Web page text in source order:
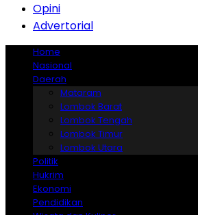
Opini
Advertorial
Home
Nasional
Daerah
Mataram
Lombok Barat
Lombok Tengah
Lombok Timur
Lombok Utara
Politik
Hukrim
Ekonomi
Pendidikan